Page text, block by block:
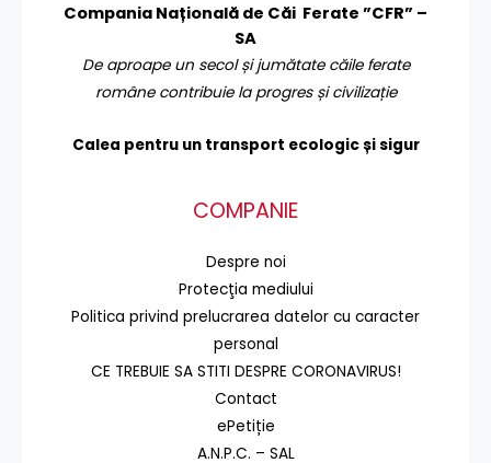
Compania Națională de Căi Ferate ”CFR” –
SA
De aproape un secol și jumătate căile ferate
române contribuie la progres și civilizație
Calea pentru un transport ecologic și sigur
COMPANIE
Despre noi
Protecţia mediului
Politica privind prelucrarea datelor cu caracter
personal
CE TREBUIE SA STITI DESPRE CORONAVIRUS!
Contact
ePetiție
A.N.P.C. – SAL